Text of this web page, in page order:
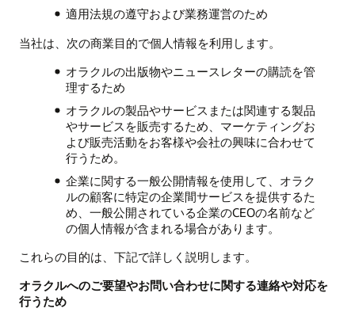
適用法規の遵守および業務運営のため
当社は、次の商業目的で個人情報を利用します。
オラクルの出版物やニュースレターの購読を管
理するため
オラクルの製品やサービスまたは関連する製品
やサービスを販売するため、マーケティングお
よび販売活動をお客様や会社の興味に合わせて
行うため。
企業に関する一般公開情報を使用して、オラク
ルの顧客に特定の企業間サービスを提供するた
め、一般公開されている企業のCEOの名前など
の個人情報が含まれる場合があります。
これらの目的は、下記で詳しく説明します。
オラクルへのご要望やお問い合わせに関する連絡や対応を
行うため